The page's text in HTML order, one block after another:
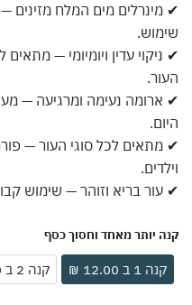
מים המלח מזינים —
עדין ויומיומי — מתאים
נעימה ומרגיעה — מעניקה
לכל סוגי העור — פורמולה
בריא וזוהר — שימוש קבוע
יותר מאחד וחסוך כסף
קנה 2 ב 22.00 ₪